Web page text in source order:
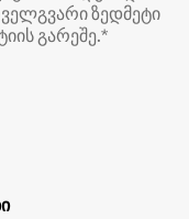
ზედმეტი
გარეშე.*